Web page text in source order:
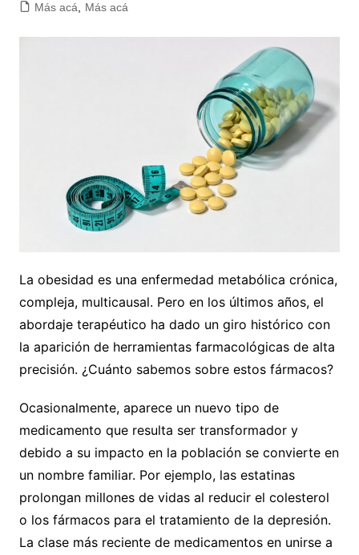
Más acá, Más acá
La obesidad es una enfermedad metabólica crónica,
compleja, multicausal. Pero en los últimos años, el
abordaje terapéutico ha dado un giro histórico con
la aparición de herramientas farmacológicas de alta
precisión. ¿Cuánto sabemos sobre estos fármacos?
Ocasionalmente, aparece un nuevo tipo de
medicamento que resulta ser transformador y
debido a su impacto en la población se convierte en
un nombre familiar. Por ejemplo, las estatinas
prolongan millones de vidas al reducir el colesterol
o los fármacos para el tratamiento de la depresión.
La clase más reciente de medicamentos en unirse a